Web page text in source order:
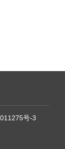
号-3